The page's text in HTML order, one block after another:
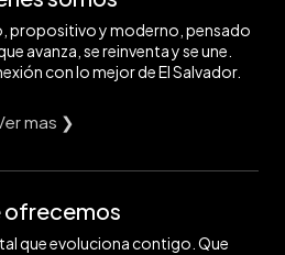
propositivo y moderno, pensado
avanza, se reinventa y se une.
con lo mejor de El Salvador.
mas ❯
ofrecemos
que evoluciona contigo. Que